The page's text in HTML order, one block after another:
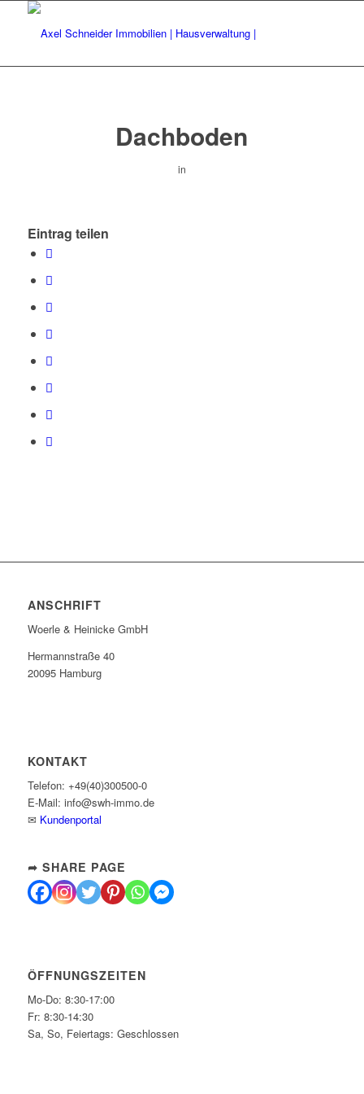
Dachboden
in
Eintrag teilen
ANSCHRIFT
Woerle & Heinicke GmbH
Hermannstraße 40
20095 Hamburg
KONTAKT
Telefon: +49(40)300500-0
E-Mail: info@swh-immo.de
✉ Kundenportal
➦ SHARE PAGE
ÖFFNUNGSZEITEN
Mo-Do: 8:30-17:00
Fr: 8:30-14:30
Sa, So, Feiertags: Geschlossen